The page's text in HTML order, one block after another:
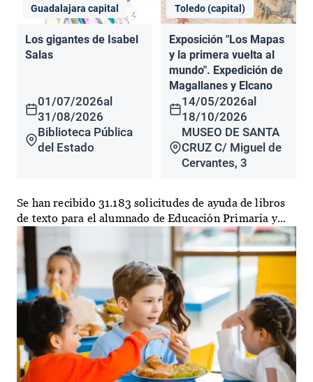
Guadalajara capital
Los gigantes de Isabel
Salas
01/07/2026al
31/08/2026
Biblioteca Pública
del Estado
Toledo (capital)
Exposición "Los Mapas
y la primera vuelta al
mundo". Expedición de
Magallanes y Elcano
14/05/2026al
18/10/2026
MUSEO DE SANTA
CRUZ C/ Miguel de
Cervantes, 3
Se han recibido 31.183 solicitudes de ayuda de libros
de texto para el alumnado de Educación Primaria y...